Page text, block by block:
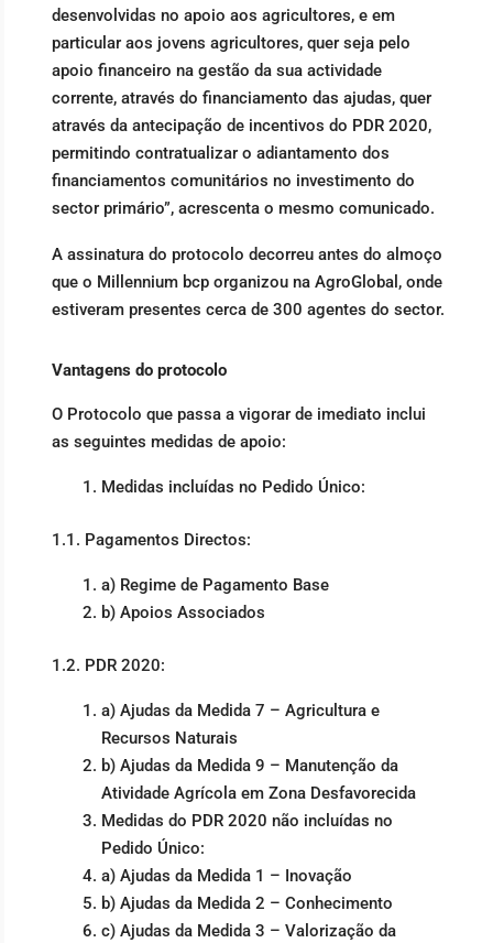
desenvolvidas no apoio aos agricultores, e em
particular aos jovens agricultores, quer seja pelo
apoio financeiro na gestão da sua actividade
corrente, através do financiamento das ajudas, quer
através da antecipação de incentivos do PDR 2020,
permitindo contratualizar o adiantamento dos
financiamentos comunitários no investimento do
sector primário”, acrescenta o mesmo comunicado.
A assinatura do protocolo decorreu antes do almoço
que o Millennium bcp organizou na AgroGlobal, onde
estiveram presentes cerca de 300 agentes do sector.
Vantagens do protocolo
O Protocolo que passa a vigorar de imediato inclui
as seguintes medidas de apoio:
Medidas incluídas no Pedido Único:
1.1. Pagamentos Directos:
a) Regime de Pagamento Base
b) Apoios Associados
1.2. PDR 2020:
a) Ajudas da Medida 7 – Agricultura e
Recursos Naturais
b) Ajudas da Medida 9 – Manutenção da
Atividade Agrícola em Zona Desfavorecida
Medidas do PDR 2020 não incluídas no
Pedido Único:
a) Ajudas da Medida 1 – Inovação
b) Ajudas da Medida 2 – Conhecimento
c) Ajudas da Medida 3 – Valorização da